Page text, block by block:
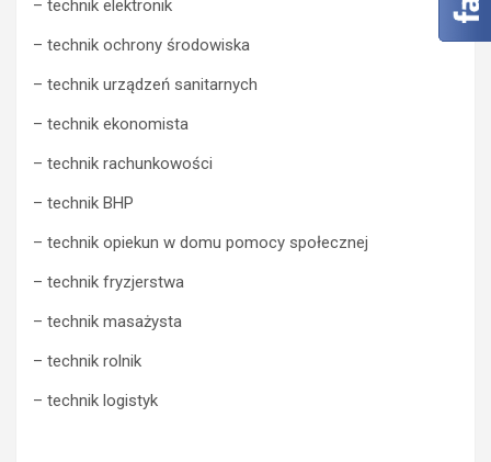
– technik elektronik
– technik ochrony środowiska
– technik urządzeń sanitarnych
– technik ekonomista
– technik rachunkowości
– technik BHP
– technik opiekun w domu pomocy społecznej
– technik fryzjerstwa
– technik masażysta
– technik rolnik
– technik logistyk